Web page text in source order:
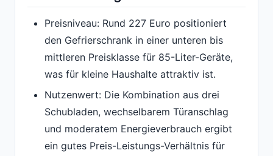
Preisniveau: Rund 227 Euro positioniert
den Gefrierschrank in einer unteren bis
mittleren Preisklasse für 85-Liter-Geräte,
was für kleine Haushalte attraktiv ist.
Nutzenwert: Die Kombination aus drei
Schubladen, wechselbarem Türanschlag
und moderatem Energieverbrauch ergibt
ein gutes Preis-Leistungs-Verhältnis für